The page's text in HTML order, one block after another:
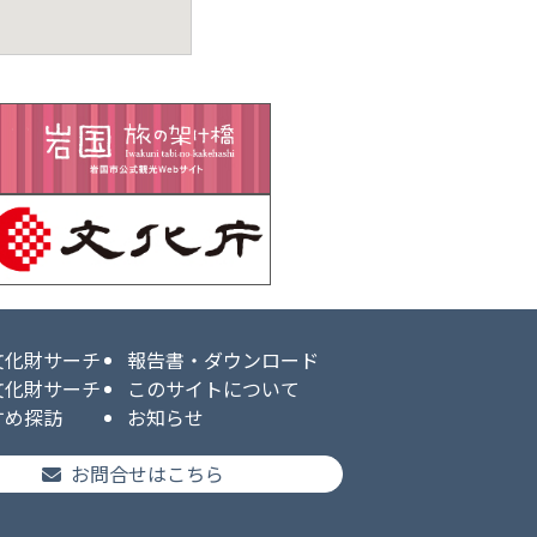
財サーチ
報告書・ダウンロード
財サーチ
このサイトについて
探訪
お知らせ
お問合せはこちら